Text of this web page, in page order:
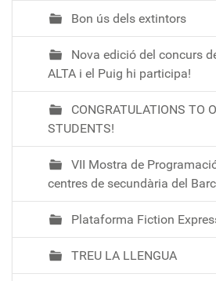
Bon ús dels extintors
Nova edició del concurs
ALTA i el Puig hi participa!
CONGRATULATIONS TO
STUDENTS!
VII Mostra de
centres de secundària del
Plataforma Fiction
TREU LA LLENGUA